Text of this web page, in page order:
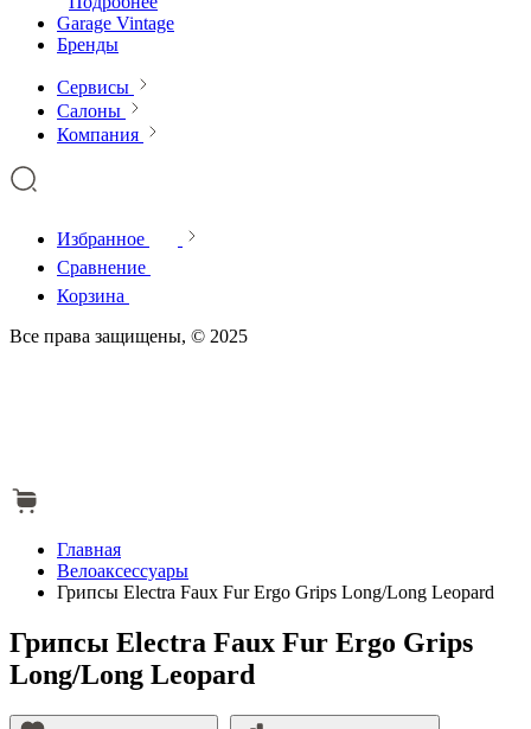
Garage Vintage
Бренды
Сервисы
Салоны
Компания
Избранное
Сравнение
Корзина
Все права защищены, © 2025
Главная
Велоаксессуары
Грипсы Electra Faux Fur Ergo Grips Long/Long Leopard
Грипсы Electra Faux Fur Ergo Grips
Long/Long Leopard